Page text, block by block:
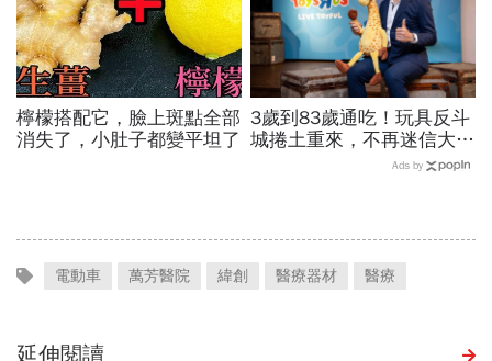
檸檬搭配它，臉上斑點全部
消失了，小肚子都變平坦了
3歲到83歲通吃！玩具反斗
城捲土重來，不再迷信大店
與高單價商品…用精緻時尚
Ads by
電動車 萬芳醫院 緯創 醫療器材 醫療
延伸閱讀